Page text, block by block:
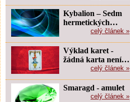
Kybalion – Sedm
hermetických…
celý článek »
Výklad karet -
žádná karta není…
celý článek »
Smaragd - amulet
celý článek »